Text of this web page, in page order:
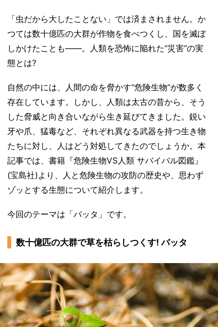
「虫だから大したことない」では済まされません。か
つては数十億匹の大群が作物を食べつくし、国を滅ぼ
しかけたことも――。人類を恐怖に陥れた“災害”の実
態とは?
自然の中には、人間の命を脅かす“危険生物”が数多く
存在しています。しかし、人類は太古の昔から、そう
した脅威と向き合いながら生き延びてきました。鋭い
牙や爪、猛毒など、それぞれ異なる武器を持つ生き物
たちに対し、人はどう対処してきたのでしょうか。本
記事では、書籍『危険生物VS人類 サバイバル図鑑』
(宝島社)より、人と危険生物の攻防の歴史や、思わず
ゾッとする生態について紹介します。
今回のテーマは「バッタ」です。
数十億匹の大群で草を枯らしつくす! バッタ